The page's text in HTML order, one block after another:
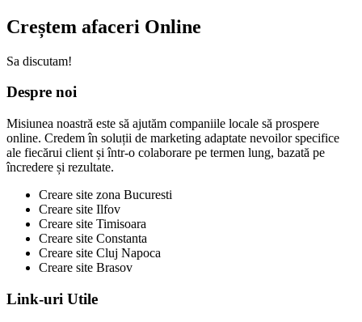
Creștem afaceri Online
Sa discutam!
Despre noi
Misiunea noastră este să ajutăm companiile locale să prospere
online. Credem în soluții de marketing adaptate nevoilor specifice
ale fiecărui client și într-o colaborare pe termen lung, bazată pe
încredere și rezultate.
Creare site zona Bucuresti
Creare site Ilfov
Creare site Timisoara
Creare site Constanta
Creare site Cluj Napoca
Creare site Brasov
Link-uri Utile